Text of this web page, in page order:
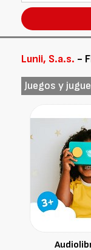
Lunii, S.a.s. -
Juegos y